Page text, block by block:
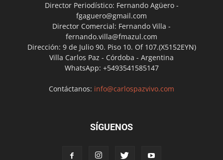
Director Periodístico: Fernando Agüero -
fgaguero@gmail.com
Director Comercial: Fernando Villa -
fernando.villa@fmazul.com
Dirección: 9 de Julio 90. Piso 10. Of 107.(X5152EYN)
Villa Carlos Paz - Córdoba - Argentina
WhatsApp: +5493541585147
Contáctanos: info@carlospazvivo.com
SÍGUENOS